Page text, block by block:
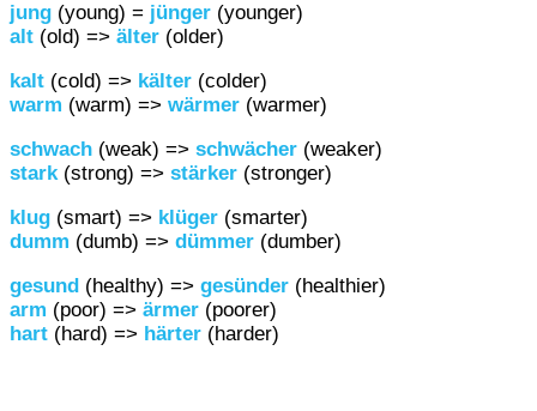
jung (young) = jünger (younger)
alt (old) => älter (older)
kalt (cold) => kälter (colder)
warm (warm) => wärmer (warmer)
schwach (weak) => schwächer (weaker)
stark(strong) => stärker (stronger)
klug (smart) => klüger (smarter)
dumm (dumb) => dümmer (dumber)
gesund (healthy) => gesünder (healthier)
arm (poor) => ärmer (poorer)
hart (hard) => härter (harder)